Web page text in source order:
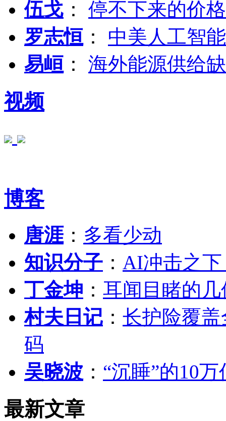
伍戈 ： 停不下来的价
罗志恒 ： 中美人工智
易峘 ： 海外能源供给
视频
博客
唐涯： 多看少动
知识分子 ： AI冲击之
丁金坤 ： 耳闻目睹的
村夫日记 ： 长护险覆
码
吴晓波 ： “沉睡”的10
最新文章